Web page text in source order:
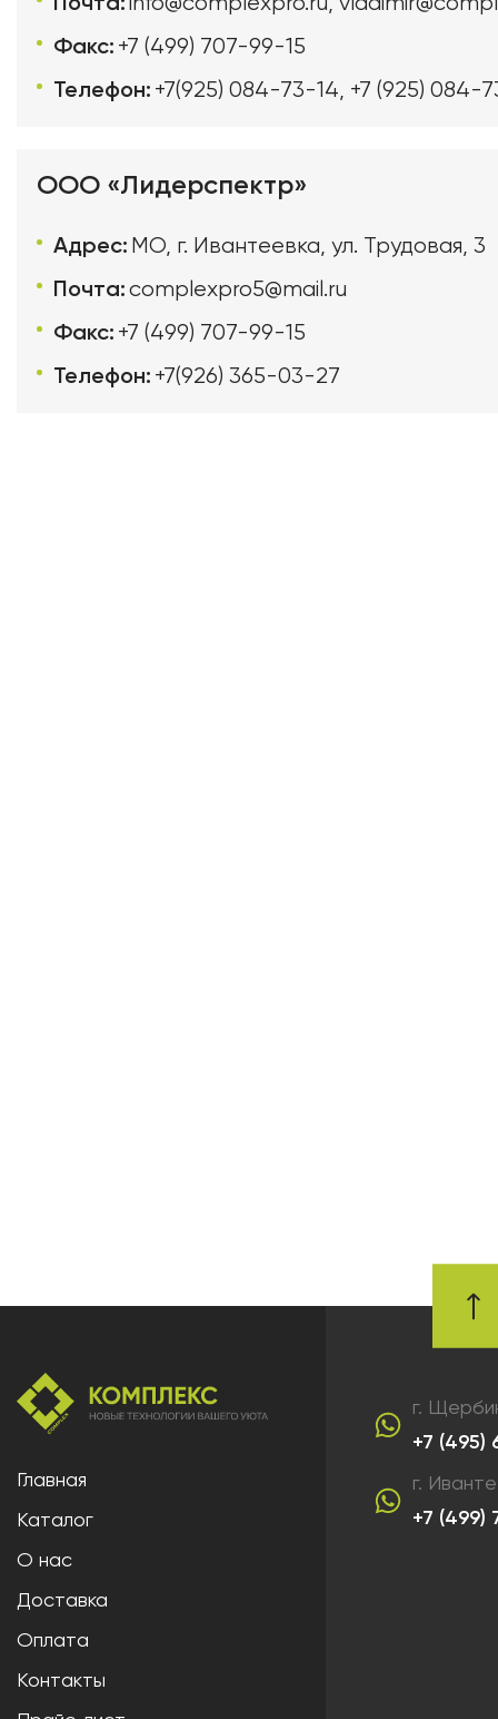
Факс: +7 (499) 707-99-15
Телефон: +7(925) 084-73-14, +7 (925) 084-
ООО «Лидерспектр»
Адрес: МО, г. Ивантеевка, ул. Трудовая, 3
Почта:complexpro5@mail.ru
Факс: +7 (499) 707-99-15
Телефон: +7(926) 365-03-27
Главная
Каталог
О нас
Доставка
Оплата
Контакты
г.
+7 (495)
г.
+7 (499)